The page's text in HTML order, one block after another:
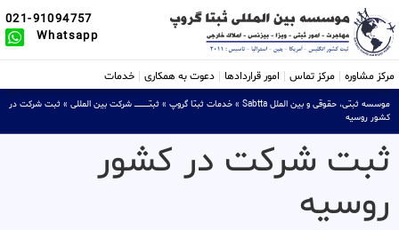
021-91094757
Whatsapp
مرکز مشاوره مرکز تماس امور قراردادها دعوت به همکاری خدمات
موسسه ثبتی، حقوقی و بین الملل Sabtta » خدمات ثبتا گروپ » ثبتــــــــــــــــ شرکت بین المللی » ثبت شرکت در
کشور روسیه
ثبت شرکت در کشور
روسیه